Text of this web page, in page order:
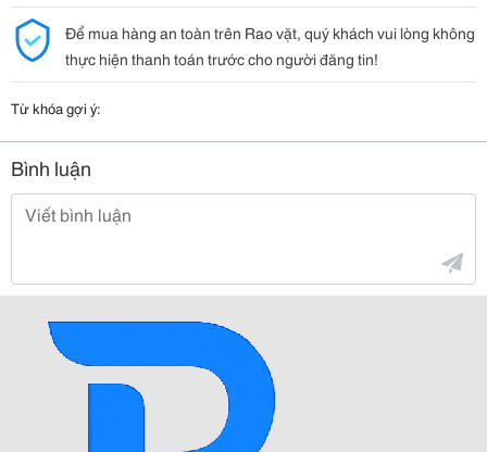
Để mua hàng an toàn trên Rao vặt, quý khách vui lòng không
thực hiện thanh toán trước cho người đăng tin!
Từ khóa gợi ý:
Bình luận